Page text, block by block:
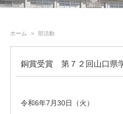
ホーム 部活動
銅賞受賞 第７２回山口県
令和6年7月30日（火）